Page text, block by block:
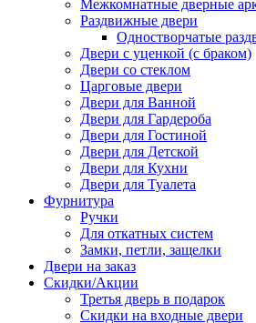
Межкомнатные дверные
Раздвижные двери
Одностворчатые
Двери с уценкой (с браком)
Двери со стеклом
Царговые двери
Двери для Ванной
Двери для Гардероба
Двери для Гостиной
Двери для Детской
Двери для Кухни
Двери для Туалета
Фурнитура
Ручки
Для откатных систем
Замки, петли, защелки
Двери на заказ
Скидки/Акции
Третья дверь в подарок
Скидки на входные двери